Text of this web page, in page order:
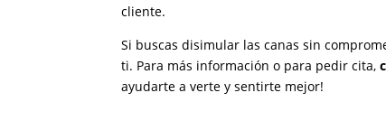
cliente.
Si buscas disimular las canas sin
ti. Para más información o para pedir cita,
ayudarte a verte y sentirte mejor!